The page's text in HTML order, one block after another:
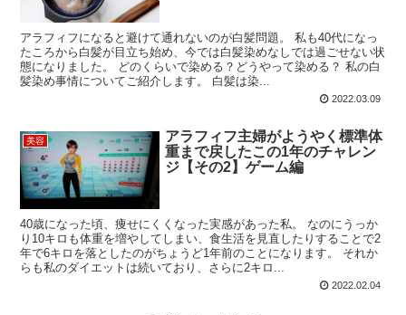
アラフィフになると避けて通れないのが白髪問題。 私も40代になっ
たころから白髪が目立ち始め、今では白髪染めなしでは過ごせない状
態になりました。 どのくらいで染める？どうやって染める？ 私の白
髪染め事情についてご紹介します。 白髪は染...
2022.03.09
美容
アラフィフ主婦がようやく標準体
重まで戻したこの1年のチャレン
ジ【その2】ゲーム編
40歳になった頃、痩せにくくなった実感があった私。 なのにうっか
り10キロも体重を増やしてしまい、食生活を見直したりすることで2
年で6キロを落としたのがちょうど1年前のことになります。 それか
らも私のダイエットは続いており、さらに2キロ...
2022.02.04